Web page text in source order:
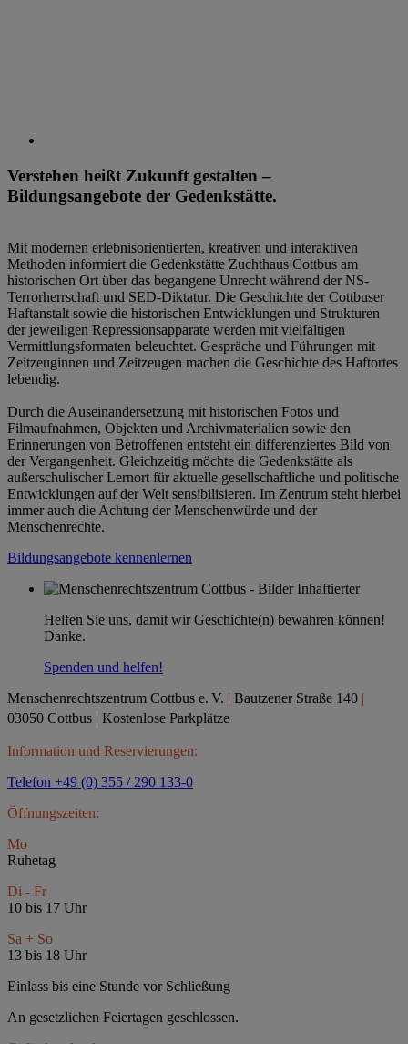
Verstehen heißt Zukunft gestalten –
Bildungsangebote der Gedenkstätte.
Mit modernen erlebnisorientierten, kreativen und interaktiven
Methoden informiert die Gedenkstätte Zuchthaus Cottbus am
historischen Ort über das begangene Unrecht während der NS-
Terrorherrschaft und SED-Diktatur. Die Geschichte der Cottbuser
Haftanstalt sowie die historischen Entwicklungen und Strukturen
der jeweiligen Repressionsapparate werden mit vielfältigen
Vermittlungsformaten beleuchtet. Gespräche und Führungen mit
Zeitzeuginnen und Zeitzeugen machen die Geschichte des Haftortes
lebendig.
Durch die Auseinandersetzung mit historischen Fotos und
Filmaufnahmen, Objekten und Archivmaterialien sowie den
Erinnerungen von Betroffenen entsteht ein differenziertes Bild von
der Vergangenheit. Gleichzeitig möchte die Gedenkstätte als
außerschulischer Lernort für aktuelle gesellschaftliche und politische
Entwicklungen auf der Welt sensibilisieren. Im Zentrum steht hierbei
immer auch die Achtung der Menschenwürde und der
Menschenrechte.
Bildungsangebote kennenlernen
Helfen Sie uns, damit wir Geschichte(n) bewahren können!
Danke.
Spenden und helfen!
Menschenrechtszentrum Cottbus e. V. | Bautzener Straße 140 |
03050 Cottbus | Kostenlose Parkplätze
Information und Reservierungen:
Telefon +49 (0) 355 / 290 133-0
Öffnungszeiten:
Mo
Ruhetag
Di - Fr
10 bis 17 Uhr
Sa + So
13 bis 18 Uhr
Einlass bis eine Stunde vor Schließung
An gesetzlichen Feiertagen geschlossen.